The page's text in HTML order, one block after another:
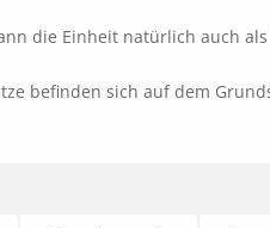
die Einheit natürlich auch
befinden sich auf dem